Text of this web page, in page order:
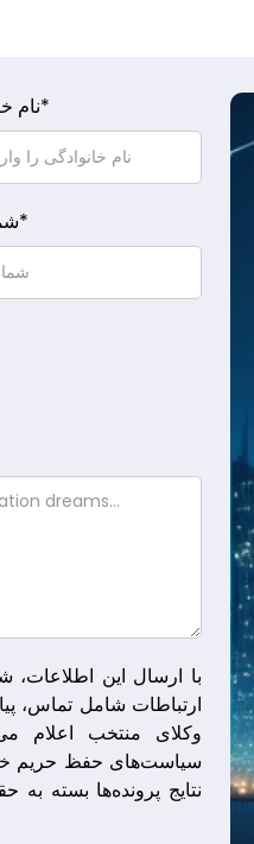
نام*
*
با ارسال این
ارتباطات شامل تماس،
وکلای منتخب اعلام
سیاست‌های حفظ حریم
نتایج پرونده‌ها بسته